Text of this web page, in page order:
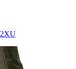
2XU